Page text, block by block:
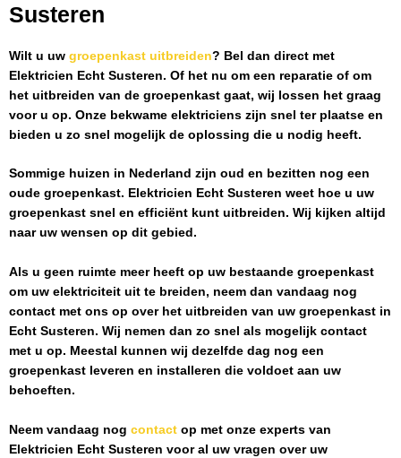
Susteren
Wilt u uw groepenkast uitbreiden? Bel dan direct met
Elektricien Echt Susteren. Of het nu om een reparatie of om
het uitbreiden van de groepenkast gaat, wij lossen het graag
voor u op. Onze bekwame elektriciens zijn snel ter plaatse en
bieden u zo snel mogelijk de oplossing die u nodig heeft.
Sommige huizen in Nederland zijn oud en bezitten nog een
oude groepenkast. Elektricien Echt Susteren weet hoe u uw
groepenkast snel en efficiënt kunt uitbreiden. Wij kijken altijd
naar uw wensen op dit gebied.
Als u geen ruimte meer heeft op uw bestaande groepenkast
om uw elektriciteit uit te breiden, neem dan vandaag nog
contact met ons op over het uitbreiden van uw groepenkast in
Echt Susteren. Wij nemen dan zo snel als mogelijk contact
met u op. Meestal kunnen wij dezelfde dag nog een
groepenkast leveren en installeren die voldoet aan uw
behoeften.
Neem vandaag nog contact op met onze experts van
Elektricien Echt Susteren voor al uw vragen over uw